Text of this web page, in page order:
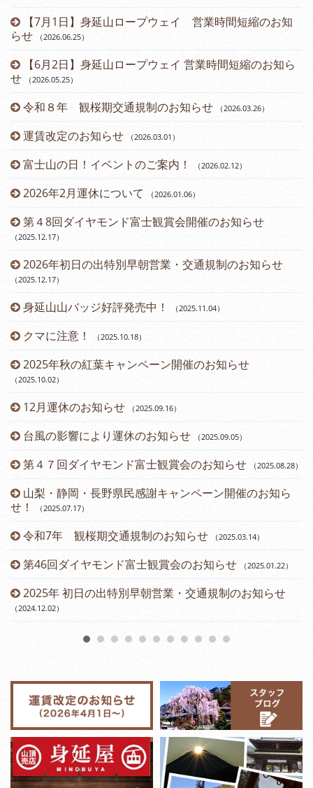
【7月1日】身延山ロープウェイ 営業時間短縮のお知
らせ
（2026.06.25）
【6月2日】身延山ロープウェイ 営業時間短縮のお知ら
せ
（2026.05.25）
令和８年 観桜期交通規制のお知らせ （2026.03.26）
運賃改定のお知らせ （2026.03.01 ）
富士山の日！イベントのご案内！ （2026.02.12）
2026年2月運休について （2026.01.06）
第４8回ダイヤモンド富士観賞会開催のお知らせ
（2025.12.17）
2026年初日の出特別早朝営業・交通規制のお知らせ
（2025.12.17）
身延山山バッジ好評発売中！ （2025.11.04）
クマに注意！ （2025.10.18）
2025年秋の紅葉キャンペーン開催のお知らせ
（2025.10.02）
12月運休のお知らせ （2025.09.16）
台風の影響により運休のお知らせ （2025.09.05）
第４７回ダイヤモンド富士観賞会のお知らせ （2025.08.28）
山梨・静岡・長野県民感謝キャンペーン開催のお知ら
せ！
（2025.07.17）
令和7年 観桜期交通規制のお知らせ （2025.03.14）
第46回ダイヤモンド富士観賞会のお知らせ （2025.01.22）
2025年 初日の出特別早朝営業・交通規制のお知らせ
（2024.12.02）